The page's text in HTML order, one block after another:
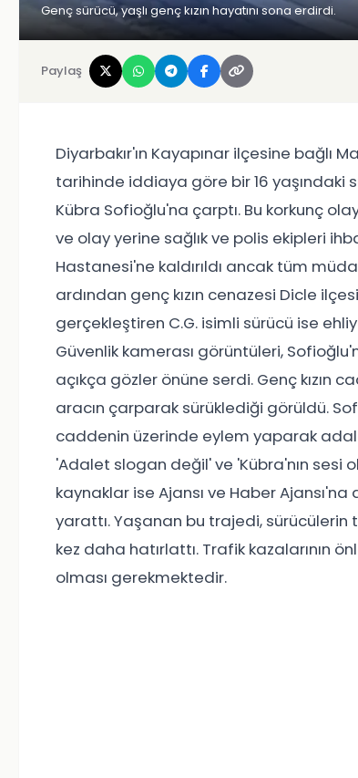
Genç sürücü, yaşlı genç kızın hayatını sona erdirdi.
Paylaş
Diyarbakır'ın Kayapınar ilçesine bağlı
tarihinde iddiaya göre bir 16 yaşındaki
Kübra Sofioğlu'na çarptı. Bu korkunç
ve olay yerine sağlık ve polis ekipleri
Hastanesi'ne kaldırıldı ancak tüm
ardından genç kızın cenazesi Dicle
gerçekleştiren C.G. isimli sürücü ise
Güvenlik kamerası görüntüleri,
açıkça gözler önüne serdi. Genç kızın
aracın çarparak sürüklediği görüldü.
caddenin üzerinde eylem yaparak
'Adalet slogan değil' ve 'Kübra'nın sesi
kaynaklar ise Ajansı ve Haber
yarattı. Yaşanan bu trajedi, sürücülerin
kez daha hatırlattı. Trafik kazalarının
olması gerekmektedir.